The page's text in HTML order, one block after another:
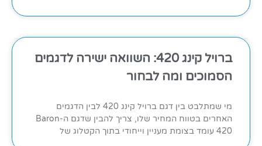
ברויל קינג 420: השוואה ישירה לדגמים
הסמוכים ומה לבחור
מי שמתלבט בין דגם ברויל קינג 420 לבין הדגמים
האחרים בטווח המחיר שלו, צריך להבין שדגם ה-Baron
420 עומד בצומת מעניין וייחודי בתוך הקטלוג של